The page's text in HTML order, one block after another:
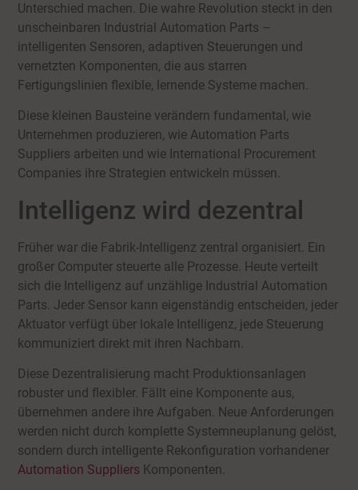
Unterschied machen. Die wahre Revolution steckt in den
unscheinbaren Industrial Automation Parts –
intelligenten Sensoren, adaptiven Steuerungen und
vernetzten Komponenten, die aus starren
Fertigungslinien flexible, lernende Systeme machen.
Diese kleinen Bausteine verändern fundamental, wie
Unternehmen produzieren, wie Automation Parts
Suppliers arbeiten und wie International Procurement
Companies ihre Strategien entwickeln müssen.
Intelligenz wird dezentral
Früher war die Fabrik-Intelligenz zentral organisiert. Ein
großer Computer steuerte alle Prozesse. Heute verteilt
sich die Intelligenz auf unzählige Industrial Automation
Parts. Jeder Sensor kann eigenständig entscheiden, jeder
Aktuator verfügt über lokale Intelligenz, jede Steuerung
kommuniziert direkt mit ihren Nachbarn.
Diese Dezentralisierung macht Produktionsanlagen
robuster und flexibler. Fällt eine Komponente aus,
übernehmen andere ihre Aufgaben. Neue Anforderungen
werden nicht durch komplette Systemneuplanung gelöst,
sondern durch intelligente Rekonfiguration vorhandener
Automation Suppliers Komponenten.